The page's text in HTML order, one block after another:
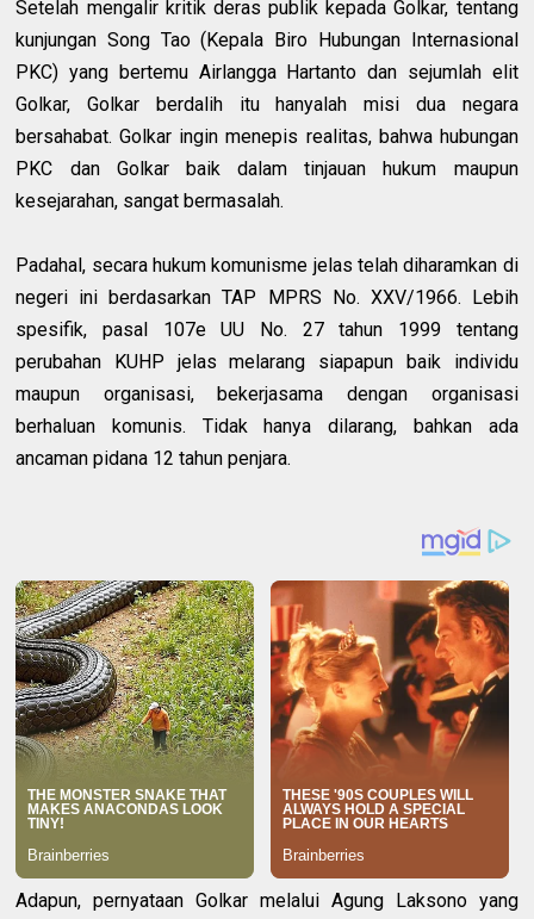
Setelah mengalir kritik deras publik kepada Golkar, tentang
kunjungan Song Tao (Kepala Biro Hubungan Internasional
PKC) yang bertemu Airlangga Hartanto dan sejumlah elit
Golkar, Golkar berdalih itu hanyalah misi dua negara
bersahabat. Golkar ingin menepis realitas, bahwa hubungan
PKC dan Golkar baik dalam tinjauan hukum maupun
kesejarahan, sangat bermasalah.
Padahal, secara hukum komunisme jelas telah diharamkan di
negeri ini berdasarkan TAP MPRS No. XXV/1966. Lebih
spesifik, pasal 107e UU No. 27 tahun 1999 tentang
perubahan KUHP jelas melarang siapapun baik individu
maupun organisasi, bekerjasama dengan organisasi
berhaluan komunis. Tidak hanya dilarang, bahkan ada
ancaman pidana 12 tahun penjara.
Adapun, pernyataan Golkar melalui Agung Laksono yang